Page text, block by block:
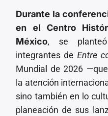
Durante la
en el Centro
México, se
integrantes de Entre
Mundial de 2026
la atención
sino también en lo
planeación de sus